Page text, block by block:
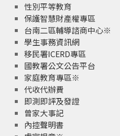
性別平等教育
保護智慧財產權專區
台南二區輔導諮商中心※
學生事務資訊網
移民署ICERD專區
國教署公文公告平台
家庭教育專區※
代收代辦費
即測即評及發證
曾家大事記
內控聲明書